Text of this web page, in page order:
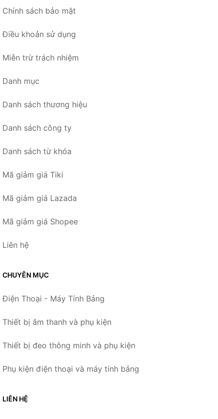
Chính sách bảo mật
Điều khoản sử dụng
Miễn trừ trách nhiệm
Danh mục
Danh sách thương hiệu
Danh sách công ty
Danh sách từ khóa
Mã giảm giá Tiki
Mã giảm giá Lazada
Mã giảm giá Shopee
Liên hệ
CHUYÊN MỤC
Điện Thoại - Máy Tính Bảng
Thiết bị âm thanh và phụ kiện
Thiết bị đeo thông minh và phụ kiện
Phụ kiện điện thoại và máy tính bảng
LIÊN HỆ